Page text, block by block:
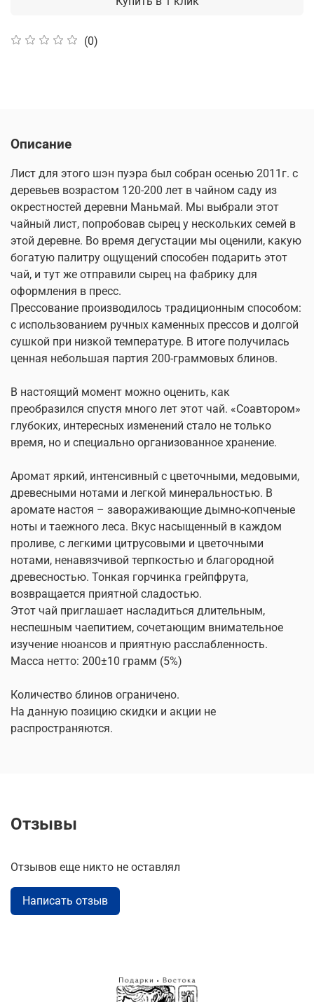
(0)
Описание
Лист для этого шэн пуэра был собран осенью 2011г. с
деревьев возрастом 120-200 лет в чайном саду из
окрестностей деревни Маньмай. Мы выбрали этот
чайный лист, попробовав сырец у нескольких семей в
этой деревне. Во время дегустации мы оценили, какую
богатую палитру ощущений способен подарить этот
чай, и тут же отправили сырец на фабрику для
оформления в пресс.
Прессование производилось традиционным способом:
с использованием ручных каменных прессов и долгой
сушкой при низкой температуре. В итоге получилась
ценная небольшая партия 200-граммовых блинов.
В настоящий момент можно оценить, как
преобразился спустя много лет этот чай. «Соавтором»
глубоких, интересных изменений стало не только
время, но и специально организованное хранение.
Аромат яркий, интенсивный с цветочными, медовыми,
древесными нотами и легкой минеральностью. В
аромате настоя – завораживающие дымно-копченые
ноты и таежного леса. Вкус насыщенный в каждом
проливе, с легкими цитрусовыми и цветочными
нотами, ненавязчивой терпкостью и благородной
древесностью. Тонкая горчинка грейпфрута,
возвращается приятной сладостью.
Этот чай приглашает насладиться длительным,
неспешным чаепитием, сочетающим внимательное
изучение нюансов и приятную расслабленность.
Масса нетто: 200±10 грамм (5%)
Количество блинов ограничено.
На данную позицию скидки и акции не
распространяются.
Отзывы
Отзывов еще никто не оставлял
Написать отзыв